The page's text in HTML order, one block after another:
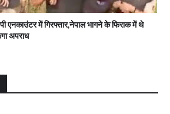
एनकाउंटर में गिरफ्तार,नेपाल भागने के फिराक में थे
अपराध